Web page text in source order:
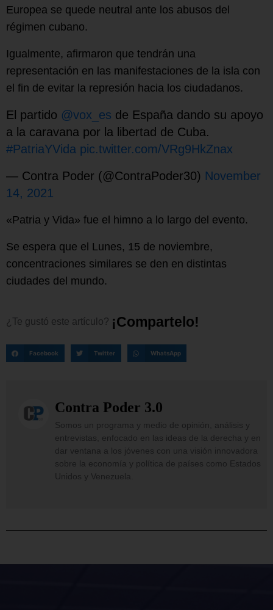
Europea se quede neutral ante los abusos del
régimen cubano.
Igualmente, afirmaron que tendrán una
representación en las manifestaciones de la isla con
el fin de evitar la represión hacia los ciudadanos.
El partido @vox_es de España dando su apoyo
a la caravana por la libertad de Cuba.
#PatriaYVida pic.twitter.com/VRg9HkZnax
— Contra Poder (@ContraPoder30) November
14, 2021
«Patria y Vida» fue el himno a lo largo del evento.
Se espera que el Lunes, 15 de noviembre,
concentraciones similares se den en distintas
ciudades del mundo.
¿Te gustó este artículo? ¡Compartelo!
Facebook Twitter WhatsApp
Contra Poder 3.0
Somos un programa y medio de opinión, análisis y
entrevistas, enfocado en las ideas de la derecha y en
dar ventana a los jóvenes con una visión innovadora
sobre la economía y política de países como Estados
Unidos y Venezuela.